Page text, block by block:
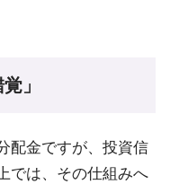
」
配金ですが、投資信
では、その仕組みへ